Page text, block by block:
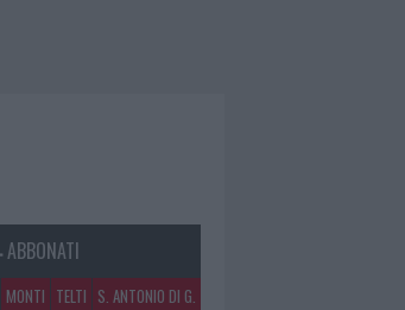
ABBONATI
MONTI TELTI S. ANTONIO DI G.